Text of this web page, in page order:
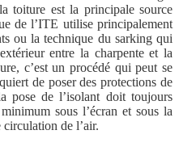
toiture est la principale source
de l’ITE utilise principalement
ou la technique du sarking qui
entre la charpente et la
c’est un procédé qui peut se
de poser des protections de
pose de l’isolant doit toujours
sous l’écran et sous la
de l’air.